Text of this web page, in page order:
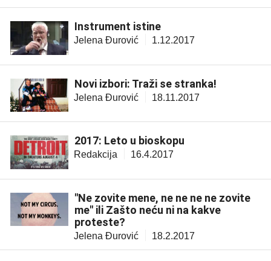
Instrument istine
Jelena Đurović 1.12.2017
Novi izbori: Traži se stranka!
Jelena Đurović 18.11.2017
2017: Leto u bioskopu
Redakcija 16.4.2017
"Ne zovite mene, ne ne ne ne zovite
me" ili Zašto neću ni na kakve
proteste?
Jelena Đurović 18.2.2017